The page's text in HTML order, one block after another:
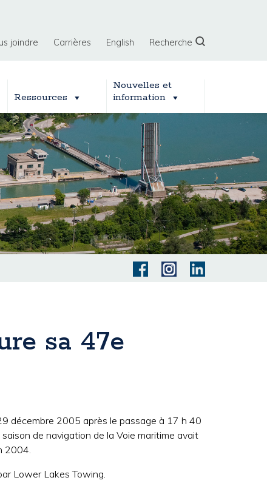
joindre Carrières English Recherche
Ressources
Nouvelles et
information
sa 47e
décembre 2005 après le passage à 17 h 40
saison de navigation de la Voie maritime avait
2004.
Lower Lakes Towing.